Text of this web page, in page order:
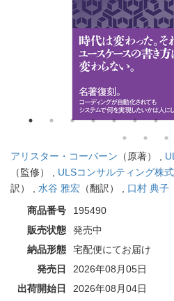
アリスター・コーバーン （原著） ,
（監修） , ULSコンサルティング株
訳） , 水谷 雅宏 （翻訳） , 口村 典子
商品番号
195490
販売状態
発売中
納品形態
宅配便にてお届け
発売日
2026年08月05日
出荷開始日
2026年08月04日